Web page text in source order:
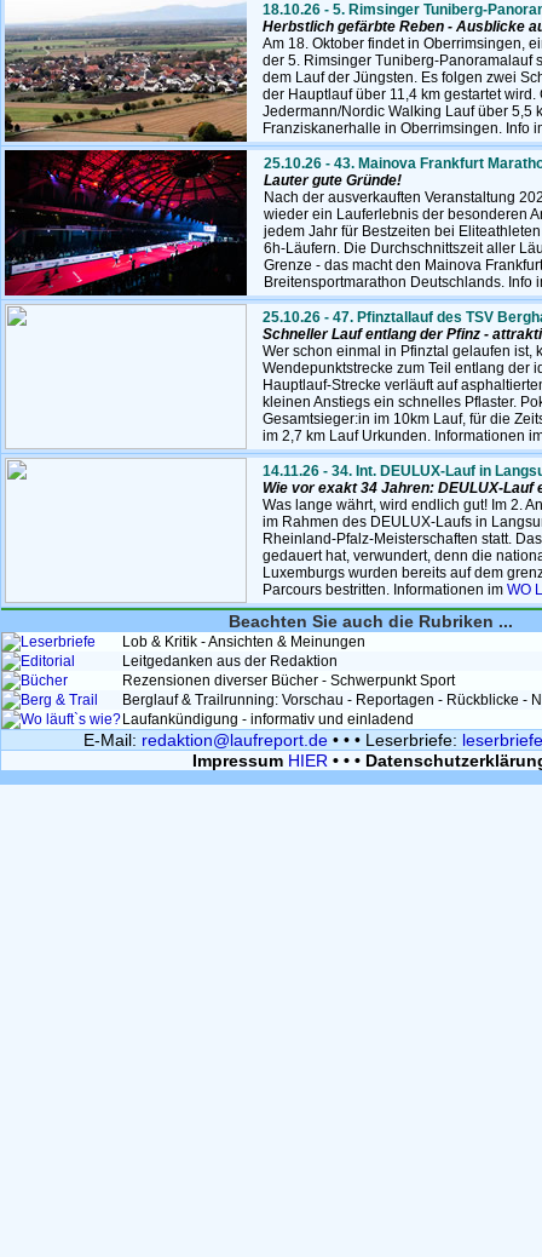
18.10.26 - 5. Rimsinger Tuniberg-
Herbstlich gefärbte Reben - Ausblicke
Am 18. Oktober findet in Oberrimsingen,
der 5. Rimsinger Tuniberg-Panoramalauf
dem Lauf der Jüngsten. Es folgen zwei
der Hauptlauf über 11,4 km gestartet
Jedermann/Nordic Walking Lauf über 5,5
Franziskanerhalle in Oberrimsingen. Info
25.10.26 - 43. Mainova Frankfurt
Lauter gute Gründe!
Nach der ausverkauften Veranstaltung
wieder ein Lauferlebnis der besonderen
jedem Jahr für Bestzeiten bei
6h-Läufern. Die Durchschnittszeit aller
Grenze - das macht den Mainova
Breitensportmarathon Deutschlands. Info
25.10.26 - 47. Pfinztallauf des TSV
Schneller Lauf entlang der Pfinz -
Wer schon einmal in Pfinztal gelaufen ist,
Wendepunktstrecke zum Teil entlang der
Hauptlauf-Strecke verläuft auf
kleinen Anstiegs ein schnelles Pflaster.
Gesamtsieger:in im 10km Lauf, für die
im 2,7 km Lauf Urkunden. Informationen
14.11.26 - 34. Int. DEULUX-Lauf in
Wie vor exakt 34 Jahren: DEULUX-Lauf
Was lange währt, wird endlich gut! Im 2.
im Rahmen des DEULUX-Laufs in
Rheinland-Pfalz-Meisterschaften statt.
gedauert hat, verwundert, denn die
Luxemburgs wurden bereits auf dem
Parcours bestritten. Informationen im WO
Beachten Sie auch die Rubriken ...
Leserbriefe
Lob & Kritik - Ansichten & Meinungen
Editorial
Leitgedanken aus der Redaktion
Bücher
Rezensionen diverser Bücher - Schwerpunkt Sport
Berg & Trail
Berglauf & Trailrunning: Vorschau - Reportagen - Rückblicke -
Wo läuft`s wie? Laufankündigung - informativ und einladend
E-Mail: redaktion@laufreport.de • • • Leserbriefe:
Impressum HIER • • •